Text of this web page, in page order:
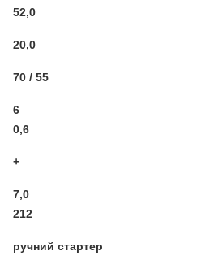
52,0
20,0
70 / 55
6
0,6
+
7,0
212
ручний стартер